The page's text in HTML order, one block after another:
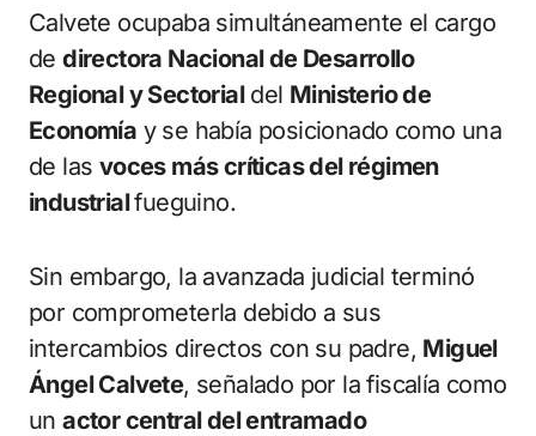
Calvete ocupaba simultáneamente el cargo
dedirectora Nacional de Desarrollo
Regional y Sectorialdel Ministerio de
Economía y se había posicionado como una
de las voces más críticas del régimen
industrialfueguino.
Sin embargo, la avanzada judicial terminó
por comprometerla debido a sus
intercambios directos con su padre, Miguel
Ángel Calvete, señalado por la fiscalía como
unactor central del entramado